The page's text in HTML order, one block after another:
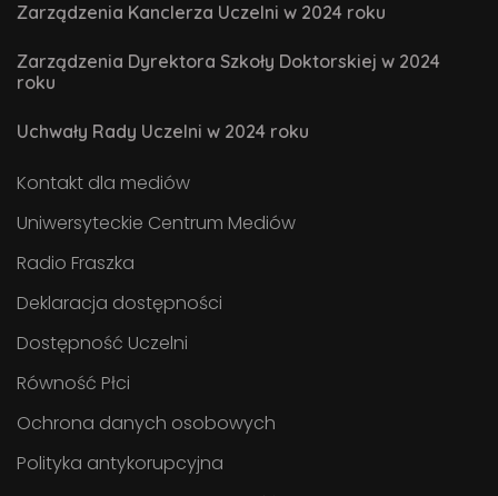
Zarządzenia Kanclerza Uczelni w 2024 roku
Zarządzenia Dyrektora Szkoły Doktorskiej w 2024
roku
Uchwały Rady Uczelni w 2024 roku
Kontakt dla mediów
Uniwersyteckie Centrum Mediów
Radio Fraszka
Deklaracja dostępności
Dostępność Uczelni
Równość Płci
Ochrona danych osobowych
Polityka antykorupcyjna